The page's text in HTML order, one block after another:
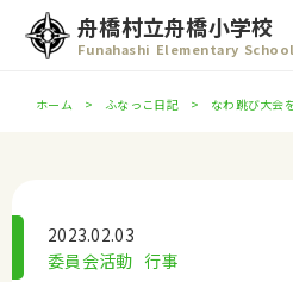
舟橋村立舟橋小学校
Funahashi Elementary School
ホーム ふなっこ日記 なわ跳び大会
2023.02.03
委員会活動 行事